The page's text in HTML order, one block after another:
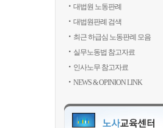
대법원 노동판례
대법원판례 검색
최근 하급심 노동판례 모음
실무노동법 참고자료
인사노무 참고자료
NEWS & OPINION LINK